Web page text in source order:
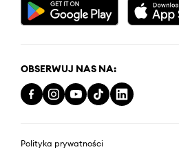
OBSERWUJ NAS NA:
Polityka prywatności